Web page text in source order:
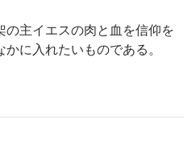
主イエスの肉と血を信仰を
に入れたいものである。